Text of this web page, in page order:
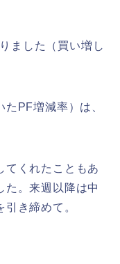
ました（買い増し
PF増減率）は、
てくれたこともあ
た。来週以降は中
き締めて。